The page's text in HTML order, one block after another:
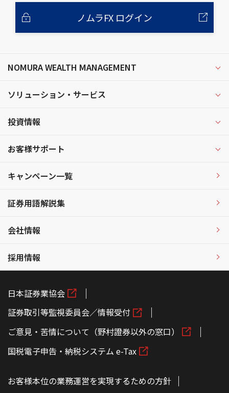
ノムラFX ログイン
NOMURA WEALTH MANAGEMENT
ソリューション・サービス
投資情報
お客様サポート
キャンペーン一覧
証券用語解説集
会社情報
採用情報
日本証券業協会
証券取引等監視委員会／情報受付
ご意見・苦情について（野村證券以外の窓口）
国税電子申告・納税システム e-Tax
お客様本位の業務運営を実現するための方針